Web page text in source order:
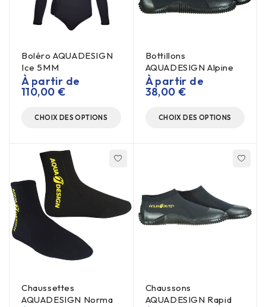
Boléro AQUADESIGN
Ice 5MM
À partir de
110,00 €
CHOIX DES OPTIONS
Bottillons
AQUADESIGN Alpine
À partir de
38,00 €
CHOIX DES OPTIONS
Chaussettes
AQUADESIGN Norma
Chaussons
AQUADESIGN Rapid